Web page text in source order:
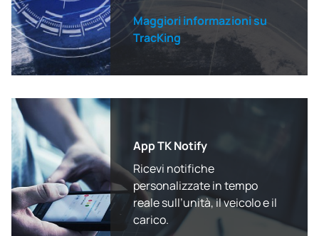
Maggiori informazioni su
TracKing
App TK Notify
Ricevi notifiche
personalizzate in tempo
reale sull’unità, il veicolo e il
carico.